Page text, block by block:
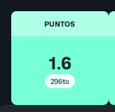
PUNTOS
1.6
296to